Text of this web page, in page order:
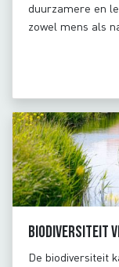
duurzamere en
zowel mens als
Biodiversiteit
De biodiversiteit